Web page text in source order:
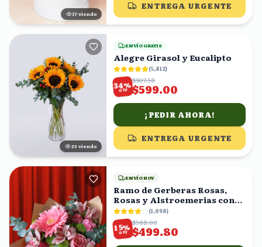
18 viendo
ENTREGA URGENTE
25 viendo
ENVÍO GRATIS
Alegre Girasol y Eucalipto
(5,812)
34%
OFF
$907.58
$599.00
¡PEDIR AHORA!
ENTREGA URGENTE
ENVÍO HOY
Ramo de Gerberas Rosas,
Rosas y Alstroemerias con
Eucalipto
(1,098)
15%
OFF
$588.00
$499.80